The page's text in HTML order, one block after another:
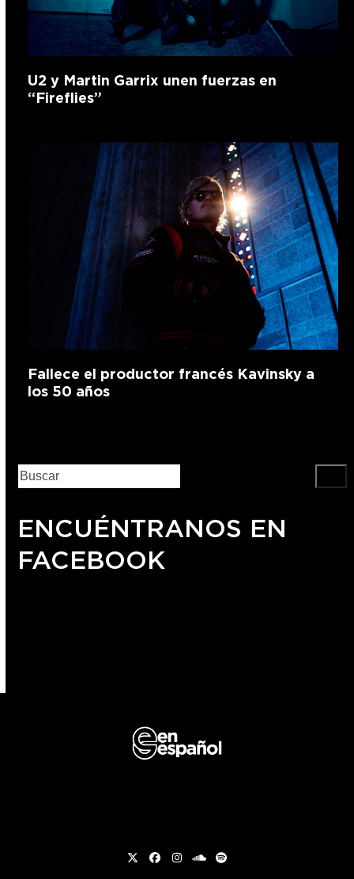
U2 y Martin Garrix unen fuerzas en
“Fireflies”
Fallece el productor francés Kavinsky a
los 50 años
ENCUÉNTRANOS EN
FACEBOOK
TwitterFacebook
Instagram
soundcloud
Spotify